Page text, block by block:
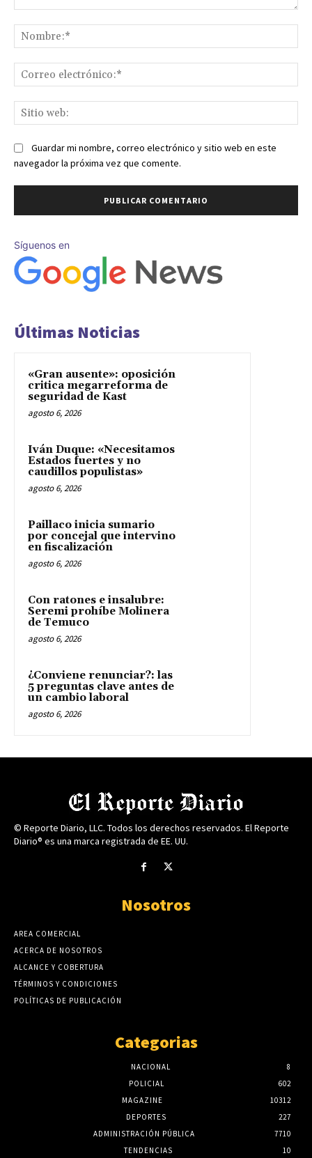
Guardar mi nombre, correo electrónico y sitio web en este
navegador la próxima vez que comente.
Síguenos en
Últimas Noticias
«Gran ausente»: oposición
critica megarreforma de
seguridad de Kast
agosto 6, 2026
Iván Duque: «Necesitamos
Estados fuertes y no
caudillos populistas»
agosto 6, 2026
Paillaco inicia sumario
por concejal que intervino
en fiscalización
agosto 6, 2026
Con ratones e insalubre:
Seremi prohíbe Molinera
de Temuco
agosto 6, 2026
¿Conviene renunciar?: las
5 preguntas clave antes de
un cambio laboral
agosto 6, 2026
© Reporte Diario, LLC. Todos los derechos reservados. El Reporte
Diario® es una marca registrada de EE. UU.
Nosotros
AREA COMERCIAL
ACERCA DE NOSOTROS
ALCANCE Y COBERTURA
TÉRMINOS Y CONDICIONES
POLÍTICAS DE PUBLICACIÓN
Categorias
NACIONAL
8
POLICIAL
602
MAGAZINE
10312
DEPORTES
227
ADMINISTRACIÓN PÚBLICA
7710
TENDENCIAS
10